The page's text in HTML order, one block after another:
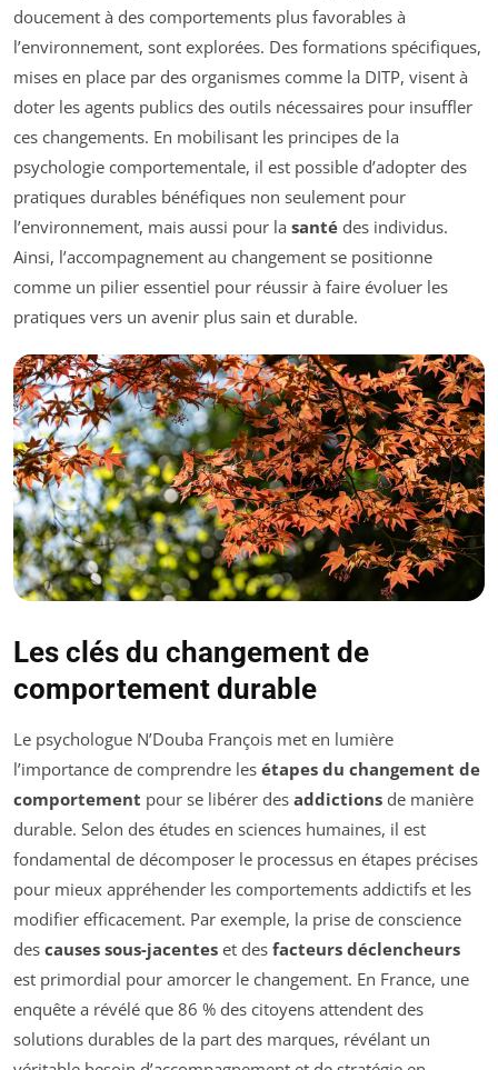
doucement à des comportements plus favorables à
l’environnement, sont explorées. Des formations spécifiques,
mises en place par des organismes comme la DITP, visent à
doter les agents publics des outils nécessaires pour insuffler
ces changements. En mobilisant les principes de la
psychologie comportementale, il est possible d’adopter des
pratiques durables bénéfiques non seulement pour
l’environnement, mais aussi pour la santé des individus.
Ainsi, l’accompagnement au changement se positionne
comme un pilier essentiel pour réussir à faire évoluer les
pratiques vers un avenir plus sain et durable.
Les clés du changement de
comportement durable
Le psychologue N’Douba François met en lumière
l’importance de comprendre les étapes du changement de
comportement pour se libérer des addictions de manière
durable. Selon des études en sciences humaines, il est
fondamental de décomposer le processus en étapes précises
pour mieux appréhender les comportements addictifs et les
modifier efficacement. Par exemple, la prise de conscience
des causes sous-jacentes et des facteurs déclencheurs
est primordial pour amorcer le changement. En France, une
enquête a révélé que 86 % des citoyens attendent des
solutions durables de la part des marques, révélant un